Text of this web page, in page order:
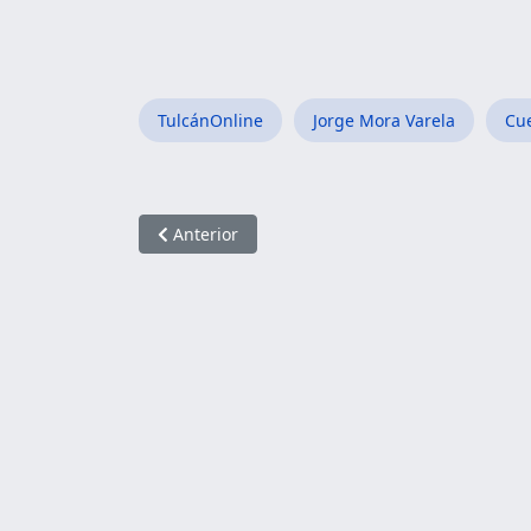
TulcánOnline Jorge Mora Varela
Artículo anterior: El tierno milagro tras en el
Anterior